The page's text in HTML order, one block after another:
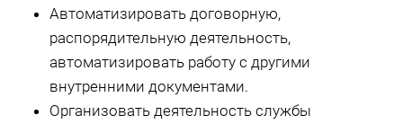
Автоматизировать договорную,
распорядительную деятельность,
автоматизировать работу с другими
внутренними документами.
Организовать деятельность службы